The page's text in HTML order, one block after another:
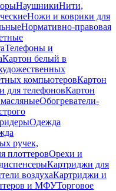
НаушникиНити,
Ножи и коврики для
Нормативно-правовая
Телефоны и
Картон белый в
компьютеровКартон
телефоновКартон
Обогреватели-
Одежда
ручек,
плоттеровОрехи и
Картриджи для
воздухаКартриджи и
и МФУТорговое